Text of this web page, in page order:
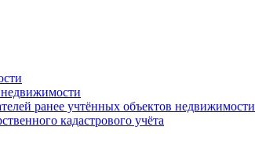
ранее учтённых объектов недвижимости
кадастрового учёта